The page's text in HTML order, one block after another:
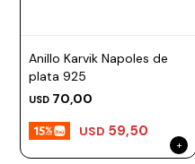
Anillo Karvik Napoles de
plata 925
USD 70,00
USD 59,50